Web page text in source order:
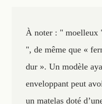
À noter : " moelleux
", de même que «
dur ». Un modèle
enveloppant peut
un matelas doté